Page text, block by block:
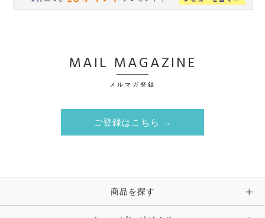
MAIL MAGAZINE
メルマガ登録
ご登録はこちら →
商品を探す